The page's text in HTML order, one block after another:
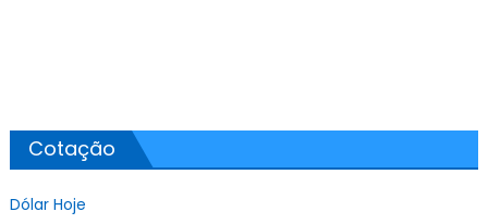
Cotação
Dólar Hoje